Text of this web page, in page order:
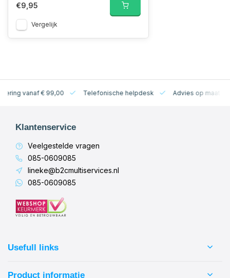
€9,95
Vergelijk
vanaf € 99,00 Telefonische helpdesk Advies op maat
Klantenservice
Veelgestelde vragen
085-0609085
lineke@b2cmultiservices.nl
085-0609085
Usefull links
Product informatie